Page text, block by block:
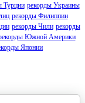
Турции рекорды Украины
рекорды Филиппин
рекорды Чили рекорды
Южной Америки
Японии